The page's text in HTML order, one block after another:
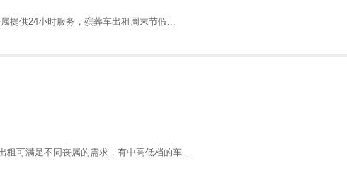
提供24小时服务，殡葬车出租周末节假...
租可满足不同丧属的需求，有中高低档的车...